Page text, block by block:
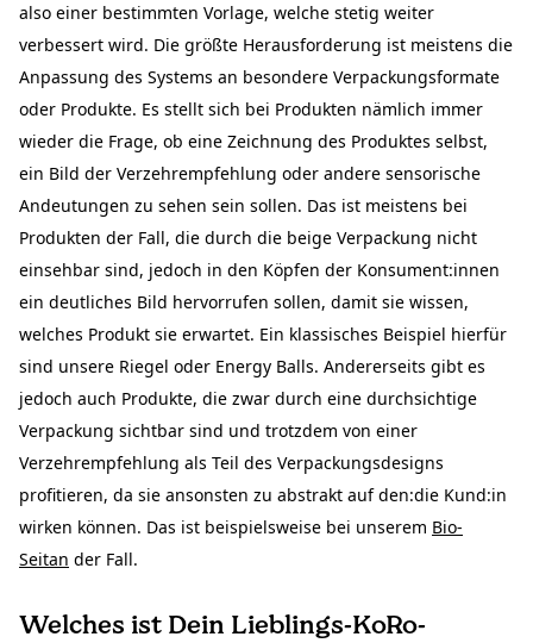
also einer bestimmten Vorlage, welche stetig weiter
verbessert wird. Die größte Herausforderung ist meistens die
Anpassung des Systems an besondere Verpackungsformate
oder Produkte. Es stellt sich bei Produkten nämlich immer
wieder die Frage, ob eine Zeichnung des Produktes selbst,
ein Bild der Verzehrempfehlung oder andere sensorische
Andeutungen zu sehen sein sollen. Das ist meistens bei
Produkten der Fall, die durch die beige Verpackung nicht
einsehbar sind, jedoch in den Köpfen der Konsument:innen
ein deutliches Bild hervorrufen sollen, damit sie wissen,
welches Produkt sie erwartet. Ein klassisches Beispiel hierfür
sind unsere Riegel oder Energy Balls. Andererseits gibt es
jedoch auch Produkte, die zwar durch eine durchsichtige
Verpackung sichtbar sind und trotzdem von einer
Verzehrempfehlung als Teil des Verpackungsdesigns
profitieren, da sie ansonsten zu abstrakt auf den:die Kund:in
wirken können. Das ist beispielsweise bei unserem Bio-
Seitan der Fall.
Welches ist Dein Lieblings-KoRo-